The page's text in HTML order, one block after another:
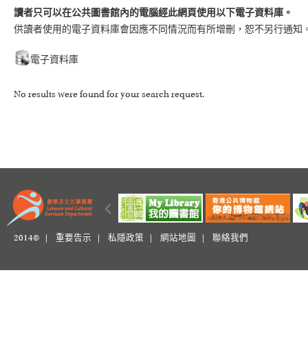
讀者只可以在公共圖書館內的電腦經此網頁使用以下電子資料庫。
供讀者使用的電子資料庫會因應不同情況而有所增刪，恕不另行通知
電子資料庫
No results were found for your search request.
2014© | 重要告示 私隱政策 網站地圖 聯絡我們